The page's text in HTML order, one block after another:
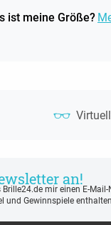
ist meine Größe?
an!
mir einen E-
und Gewinnspiele